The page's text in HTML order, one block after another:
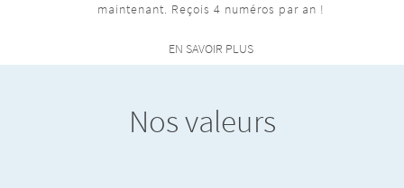
maintenant. Reçois 4 numéros par an !
EN SAVOIR PLUS
Nos valeurs